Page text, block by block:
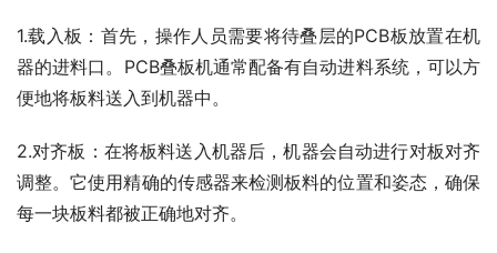
1.载入板：首先，操作人员需要将待叠层的PCB板放置在机
器的进料口。PCB叠板机通常配备有自动进料系统，可以方
便地将板料送入到机器中。
2.对齐板：在将板料送入机器后，机器会自动进行对板对齐
调整。它使用精确的传感器来检测板料的位置和姿态，确保
每一块板料都被正确地对齐。